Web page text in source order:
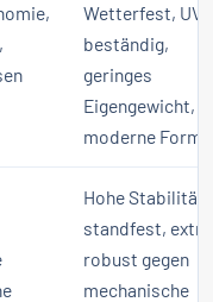
Wetterfest, UV-
beständig,
geringes
Eigengewicht,
moderne
Hohe Stabilität,
standfest,
robust gegen
mechanische